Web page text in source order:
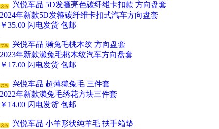
义乌
兴悦车品 5D发箍亮色碳纤维卡扣款 方向盘套
2024年新款5D发箍碳纤维卡扣式汽车方向盘套
￥35.00 闪电发货 包邮
义乌
兴悦车品 濑兔毛桃木纹 方向盘套
2023年新款濑兔毛桃木纹汽车方向盘套
￥ 17.00 闪电发货 包邮
义乌
兴悦车品 超薄獭兔毛 三件套
2022年新款濑兔毛绣花方块三件套
￥ 14.00 闪电发货 包邮
义乌
兴悦车品 小羊形状纯羊毛 扶手箱垫